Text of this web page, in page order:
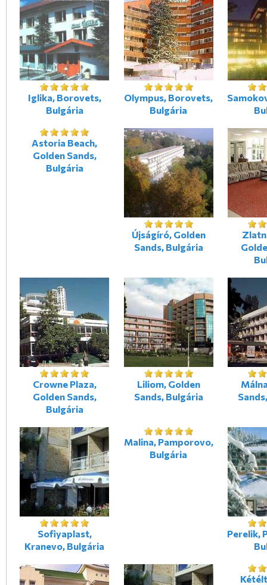
Iglika, Borovets,
Bulgária
Olympus, Borovets,
Bulgária
Astoria Beach,
Golden Sands,
Bulgária
Újságíró, Golden
Sands, Bulgária
Crowne Plaza,
Golden Sands,
Bulgária
Liliom, Golden
Sands, Bulgária
Sofiyaplast,
Kranevo, Bulgária
Malina, Pamporovo,
Bulgária
Perelik,